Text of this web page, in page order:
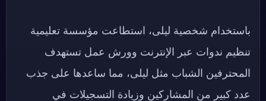
باستخدام شخصية ليلى، استطاعت مؤسسة تعليمية
تنظيم ندوات عبر الإنترنت وورش عمل تستهدف
المحترفين الشباب مثل ليلى، مما ساعدها على جذب
عدد كبير من المشاركين وزيادة التسجيلات في